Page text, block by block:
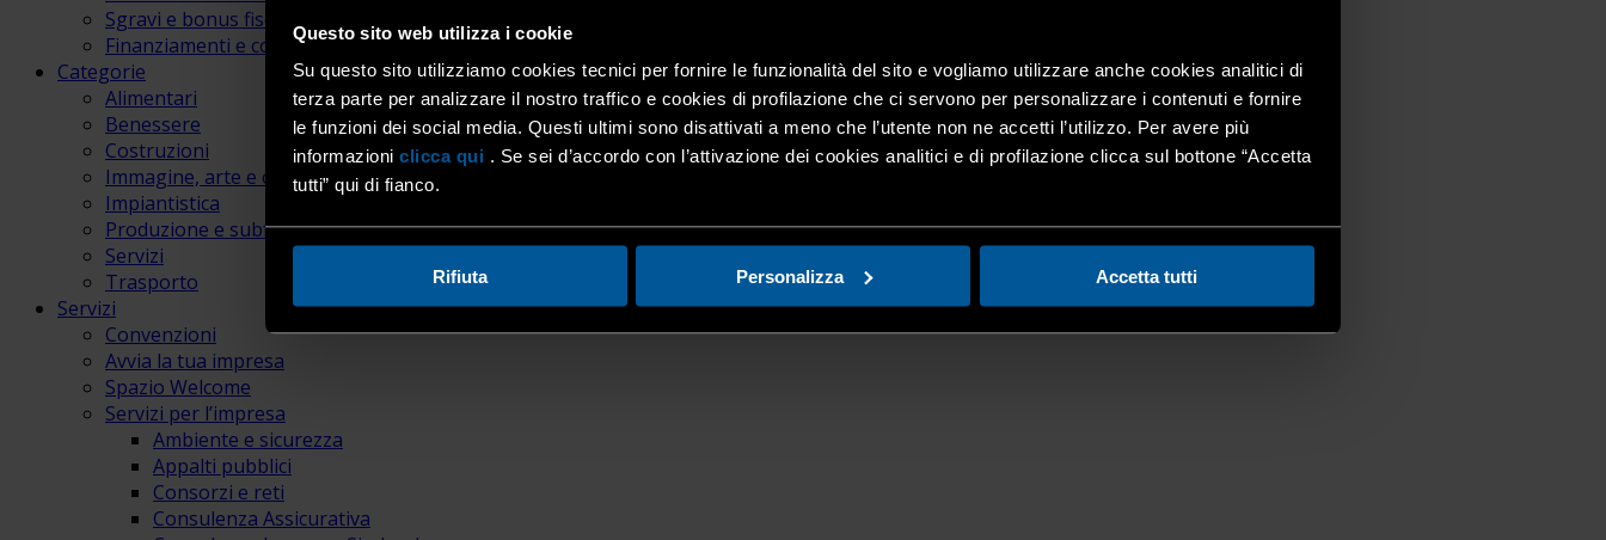
Questo sito web utilizza i cookie
Su questo sito utilizziamo cookies tecnici per fornire le funzionalità del sito e vogliamo utilizzare anche cookies analitici di
terza parte per analizzare il nostro traffico e cookies di profilazione che ci servono per personalizzare i contenuti e fornire
le funzioni dei social media. Questi ultimi sono disattivati a meno che l’utente non ne accetti l’utilizzo. Per avere più
informazioni clicca qui . Se sei d’accordo con l’attivazione dei cookies analitici e di profilazione clicca sul bottone “Accetta
tutti” qui di fianco.
Rifiuta Personalizza Accetta tutti
Sgravi e bonus fiscali
Finanziamenti e contributi
Categorie
Alimentari
Benessere
Costruzioni
Immagine, arte e comunicazione
Impiantistica
Produzione e subfornitura
Servizi
Trasporto
Servizi
Convenzioni
Avvia la tua impresa
Spazio Welcome
Servizi per l’impresa
Ambiente e sicurezza
Appalti pubblici
Consorzi e reti
Consulenza Assicurativa